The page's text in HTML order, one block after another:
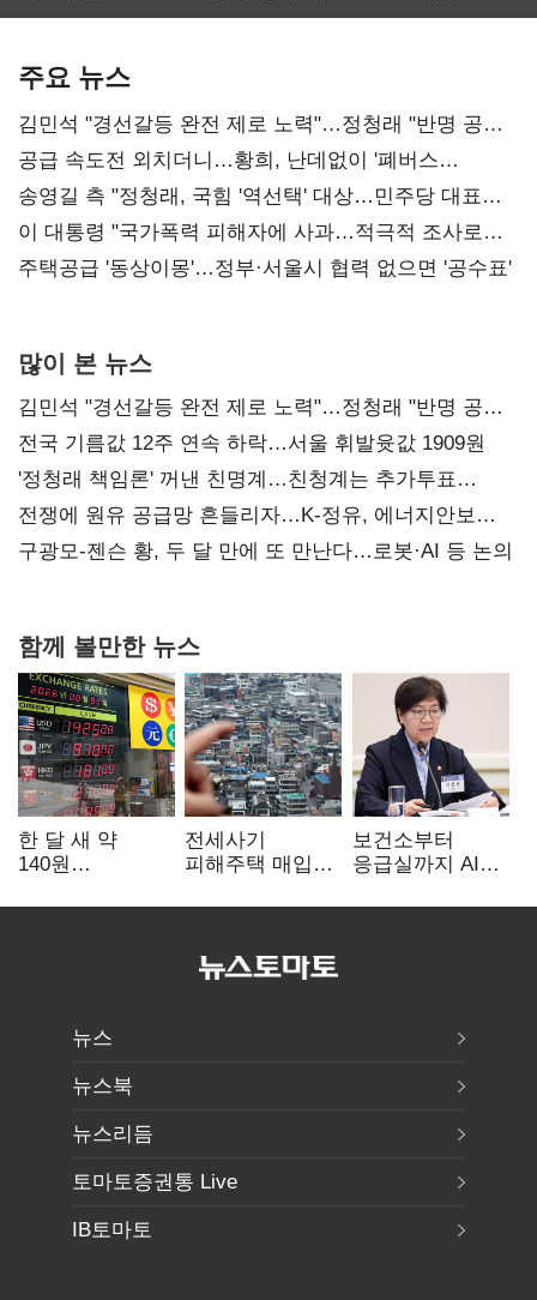
주요 뉴스
김민석 "경선갈등 완전 제로 노력"…정청래 "반명 공세
사과부터"
공급 속도전 외치더니…황희, 난데없이 '폐버스
리모델링' 제안
송영길 측 "정청래, 국힘 '역선택' 대상…민주당 대표로
총선 지휘 못해"
이 대통령 "국가폭력 피해자에 사과…적극적 조사로
진실 밝혀야"
주택공급 '동상이몽'…정부·서울시 협력 없으면 '공수표'
많이 본 뉴스
김민석 "경선갈등 완전 제로 노력"…정청래 "반명 공세
사과부터"
전국 기름값 12주 연속 하락…서울 휘발윳값 1909원
'정청래 책임론' 꺼낸 친명계…친청계는 추가투표
때리기
전쟁에 원유 공급망 흔들리자…K-정유, 에너지안보
핵심으로 재부상
구광모-젠슨 황, 두 달 만에 또 만난다…로봇·AI 등 논의
함께 볼만한 뉴스
한 달 새 약
140원
엔저'에 원화
전세사기
피해주택 매입
누적 피해자
보건소부터
응급실까지 AI
혁신 본격화
뉴스
뉴스북
뉴스리듬
토마토증권통 Live
IB토마토